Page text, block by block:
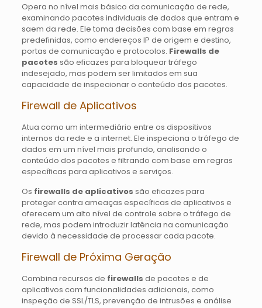
Opera no nível mais básico da comunicação de rede,
examinando pacotes individuais de dados que entram e
saem da rede. Ele toma decisões com base em regras
predefinidas, como endereços IP de origem e destino,
portas de comunicação e protocolos. Firewalls de
pacotes são eficazes para bloquear tráfego
indesejado, mas podem ser limitados em sua
capacidade de inspecionar o conteúdo dos pacotes.
Firewall de Aplicativos
Atua como um intermediário entre os dispositivos
internos da rede e a internet. Ele inspeciona o tráfego de
dados em um nível mais profundo, analisando o
conteúdo dos pacotes e filtrando com base em regras
específicas para aplicativos e serviços.
Os firewalls de aplicativos são eficazes para
proteger contra ameaças específicas de aplicativos e
oferecem um alto nível de controle sobre o tráfego de
rede, mas podem introduzir latência na comunicação
devido à necessidade de processar cada pacote.
Firewall de Próxima Geração
Combina recursos de firewalls de pacotes e de
aplicativos com funcionalidades adicionais, como
inspeção de SSL/TLS, prevenção de intrusões e análise